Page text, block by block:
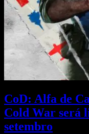
CoD: Alfa de
Cold War será
setembro